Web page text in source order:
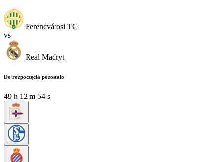
Ferencvárosi TC
vs
Real Madryt
Do rozpoczęcia pozostało
49 h 12 m 53 s